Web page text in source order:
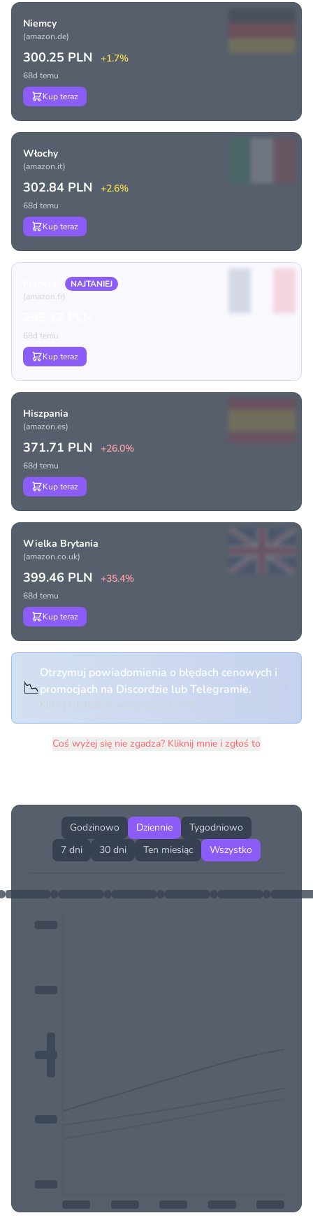
Niemcy
(amazon.de)
300.25 PLN +1.7%
68d temu
Kup teraz
Włochy
(amazon.it)
302.84 PLN +2.6%
68d temu
Kup teraz
NAJTANIEJ
(amazon.fr)
68d temu
Kup teraz
Hiszpania
(amazon.es)
371.71 PLN +26.0%
68d temu
Kup teraz
Wielka Brytania
(amazon.co.uk)
399.46 PLN +35.4%
68d temu
Kup teraz
📉
Otrzymuj powiadomienia o błędach cenowych i
promocjach na Discordzie lub Telegramie.
Coś wyżej się nie zgadza? Kliknij mnie i zgłoś to
Godzinowo Dziennie
Tygodniowo
7 dni
30 dni Ten miesiąc Wszystko